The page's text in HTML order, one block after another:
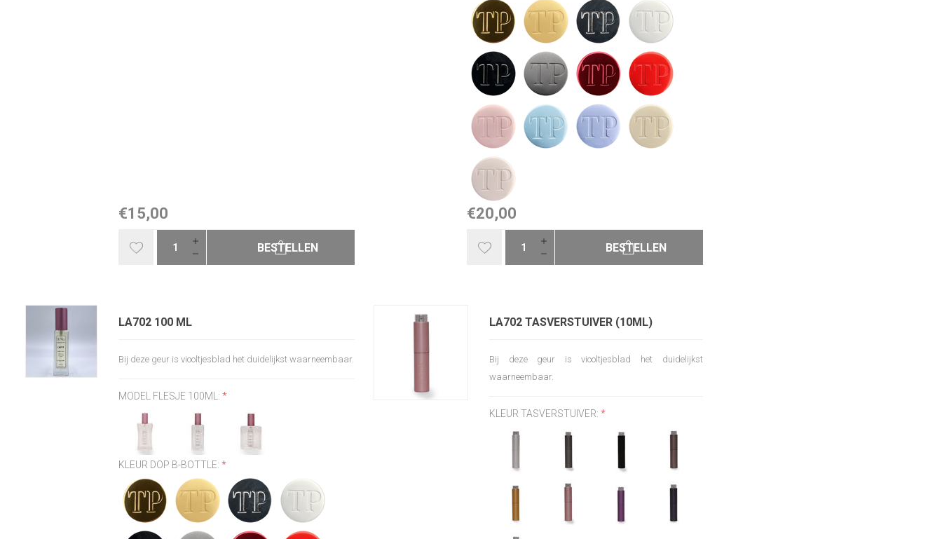
€15,00
BESTELLEN
€20,00
BESTELLEN
LA702 100 ML
Bij deze geur is viooltjesblad het duidelijkst waarneembaar.
MODEL FLESJE 100ML:*
KLEUR DOP B-BOTTLE:*
LA702 TASVERSTUIVER (10ML)
Bij deze geur is viooltjesblad het duidelijkst
waarneembaar.
KLEUR TASVERSTUIVER:*